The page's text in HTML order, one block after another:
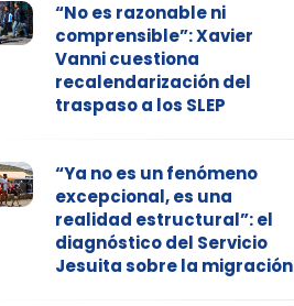
“No es razonable ni
comprensible”: Xavier
Vanni cuestiona
recalendarización del
traspaso a los SLEP
“Ya no es un fenómeno
excepcional, es una
realidad estructural”: el
diagnóstico del Servicio
Jesuita sobre la migración